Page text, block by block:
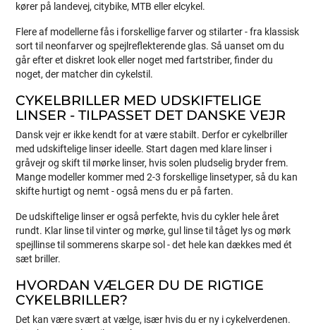
kører på landevej, citybike, MTB eller elcykel.
Flere af modellerne fås i forskellige farver og stilarter - fra klassisk
sort til neonfarver og spejlreflekterende glas. Så uanset om du
går efter et diskret look eller noget med fartstriber, finder du
noget, der matcher din cykelstil.
CYKELBRILLER MED UDSKIFTELIGE
LINSER - TILPASSET DET DANSKE VEJR
Dansk vejr er ikke kendt for at være stabilt. Derfor er cykelbriller
med udskiftelige linser ideelle. Start dagen med klare linser i
gråvejr og skift til mørke linser, hvis solen pludselig bryder frem.
Mange modeller kommer med 2-3 forskellige linsetyper, så du kan
skifte hurtigt og nemt - også mens du er på farten.
De udskiftelige linser er også perfekte, hvis du cykler hele året
rundt. Klar linse til vinter og mørke, gul linse til tåget lys og mørk
spejllinse til sommerens skarpe sol - det hele kan dækkes med ét
sæt briller.
HVORDAN VÆLGER DU DE RIGTIGE
CYKELBRILLER?
Det kan være svært at vælge, især hvis du er ny i cykelverdenen.